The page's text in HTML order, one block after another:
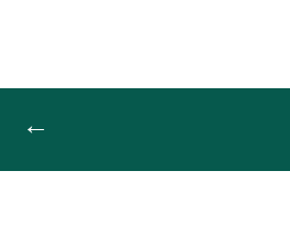
Navigation
←